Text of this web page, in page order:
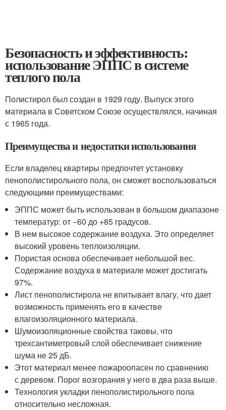
Безопасность и эффективность:
использование ЭППС в системе
теплого пола
Полистирол был создан в 1929 году. Выпуск этого
материала в Советском Союзе осуществлялся, начиная
с 1965 года.
Преимущества и недостатки использования
Если владелец квартиры предпочтет установку
пенополистирольного пола, он сможет воспользоваться
следующими преимуществами:
ЭППС может быть использован в большом диапазоне
температур: от −60 до +85 градусов.
В нем высокое содержание воздуха. Это определяет
высокий уровень теплоизоляции.
Пористая основа обеспечивает небольшой вес.
Содержание воздуха в материале может достигать
97%.
Лист пенополистирола не впитывает влагу, что дает
возможность применять его в качестве
влагоизоляционного материала.
Шумоизоляционные свойства таковы, что
трехсантиметровый слой обеспечивает снижение
шума не 25 дБ.
Этот материал менее пожароопасен по сравнению
с деревом. Порог возгорания у него в два раза выше.
Технология укладки пенополистирольного пола
относительно несложная.